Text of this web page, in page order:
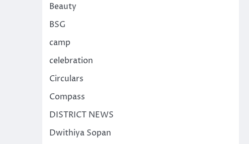
Beauty
BSG
camp
celebration
Circulars
Compass
DISTRICT NEWS
Dwithiya Sopan